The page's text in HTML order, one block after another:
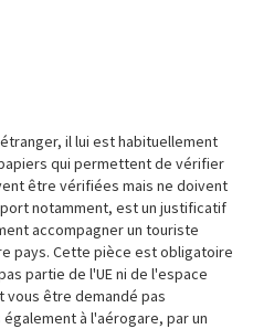
il lui est habituellement
qui permettent de vérifier
être vérifiées mais ne doivent
notamment, est un justificatif
accompagner un touriste
pays. Cette pièce est obligatoire
partie de l'UE ni de l'espace
vous être demandé pas
à l'aérogare, par un